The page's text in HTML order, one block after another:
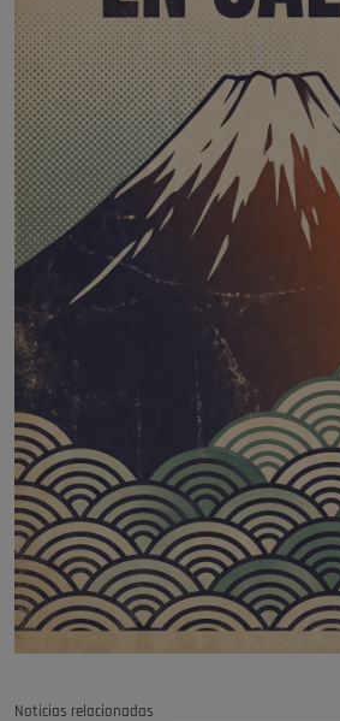
Noticias relacionadas